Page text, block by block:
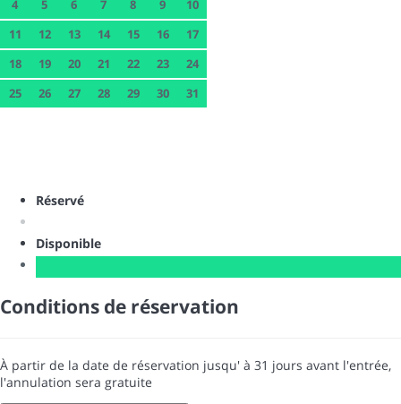
4 5 6 7 8 9
10
11
12 13 14 15 16
17
18
19 20 21 22 23
24
25
26 27 28 29 30 31
Réservé
Disponible
Conditions de réservation
À partir de la date de réservation jusqu' à 31 jours avant l'entrée,
l'annulation sera gratuite